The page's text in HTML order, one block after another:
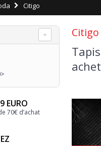
Citigo
Citigo
EURO
70€ d’achat